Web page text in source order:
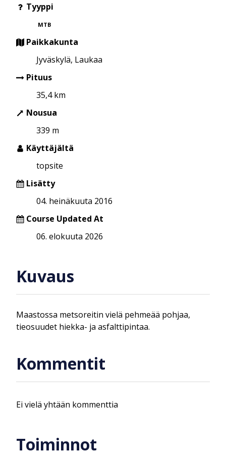
Tyyppi
MTB
Paikkakunta
Jyväskylä, Laukaa
Pituus
35,4 km
Nousua
339 m
Käyttäjältä
topsite
Lisätty
04. heinäkuuta 2016
Course Updated At
06. elokuuta 2026
Kuvaus
Maastossa metsoreitin vielä pehmeää pohjaa,
tieosuudet hiekka- ja asfalttipintaa.
Kommentit
Ei vielä yhtään kommenttia
Toiminnot